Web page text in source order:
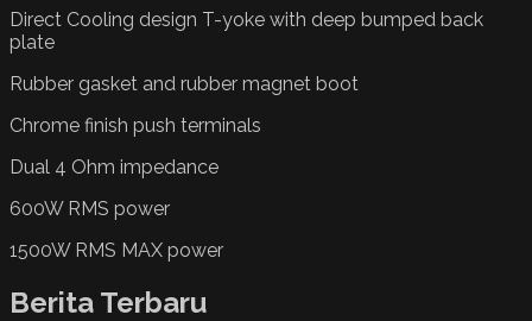
Direct Cooling design T-yoke with deep bumped back
plate
Rubber gasket and rubber magnet boot
Chrome finish push terminals
Dual 4 Ohm impedance
600W RMS power
1500W RMS MAX power
Berita Terbaru